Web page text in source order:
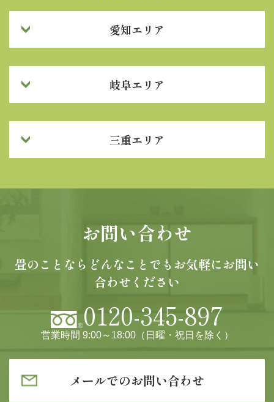
愛知エリア
岐阜エリア
三重エリア
お問い合わせ
畳のことならどんなことでもお気軽にお問い
合わせください
0120-345-897
営業時間 9:00～18:00（日曜・祝日を除く）
メールでのお問い合わせ